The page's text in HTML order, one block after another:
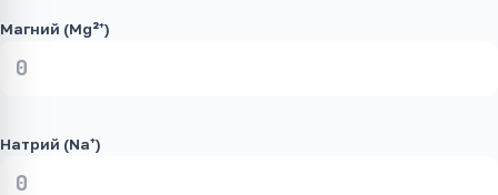
Магний (Mg²⁺)
Натрий (Na⁺)